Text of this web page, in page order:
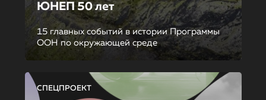
ЮНЕП 50 лет
15 главных событий в истории Программы
ООН по окружающей среде
СПЕЦПРОЕКТ